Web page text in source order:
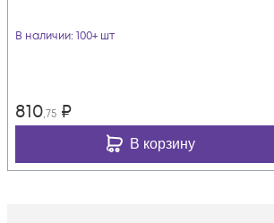
В наличии: 100+ шт
810,75 ₽
В корзину